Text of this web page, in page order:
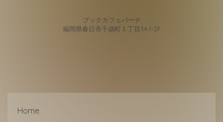
ブックカフェパーチ
福岡県春日市千歳町１丁目34-1-2F
Home